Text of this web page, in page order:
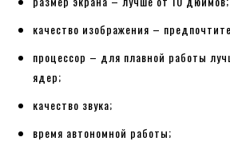
качество изображения –
процессор – для плавной работы
ядер;
качество звука;
время автономной работы;